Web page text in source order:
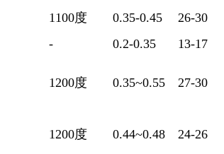
1100度 0.35-0.45 26-30
- 0.2-0.35 13-17
1200度 0.35~0.55 27-30
1200度 0.44~0.48 24-26